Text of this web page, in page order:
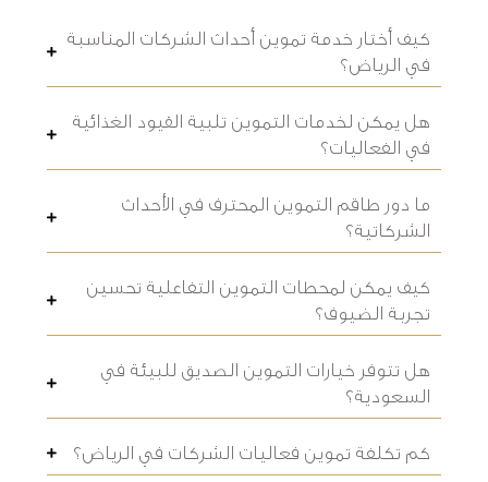
كيف أختار خدمة تموين أحداث الشركات المناسبة
في الرياض؟
هل يمكن لخدمات التموين تلبية القيود الغذائية
في الفعاليات؟
ما دور طاقم التموين المحترف في الأحداث
الشركاتية؟
كيف يمكن لمحطات التموين التفاعلية تحسين
تجربة الضيوف؟
هل تتوفر خيارات التموين الصديق للبيئة في
السعودية؟
كم تكلفة تموين فعاليات الشركات في الرياض؟